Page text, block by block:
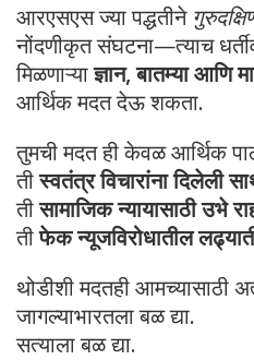
आरएसएस ज्या पद्धतीने
नोंदणीकृत संघटना—त्याच
मिळणाऱ्याज्ञान, बातम्या आणि
आर्थिक मदत देऊ शकता.
तुमची मदत ही केवळ आर्थिक
तीस्वतंत्र विचारांना दिलेली
तीसामाजिक न्यायासाठी उभे
तीफेक न्यूजविरोधातील
थोडीशी मदतही आमच्यासाठी
जागल्याभारतला बळ द्या.
सत्याला बळ द्या.